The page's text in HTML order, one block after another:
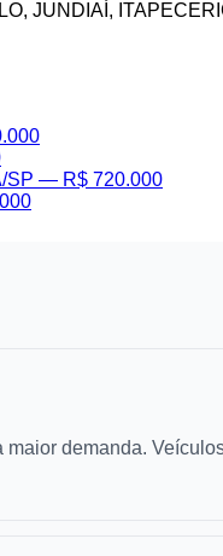
JUNDIAÍ,
SP — R$ 720.000
demanda.